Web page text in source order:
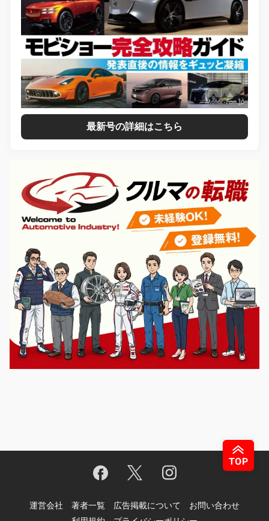
最新号の詳細はこちら
運営会社 著者一覧 広告掲載について
お問い合わせ